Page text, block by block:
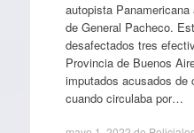
autopista
de General Pacheco.
desafectados tres
Provincia de Buenos
imputados acusados de
cuando circulaba por…